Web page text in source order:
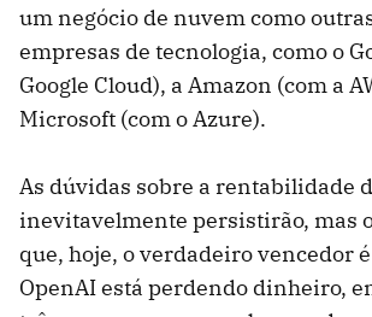
um negócio de nuvem como
empresas de tecnologia, como o
Google Cloud), a Amazon (com a
Microsoft (com o Azure).
As dúvidas sobre a rentabilidade
inevitavelmente persistirão, mas
que, hoje, o verdadeiro vencedor
OpenAI está perdendo dinheiro,